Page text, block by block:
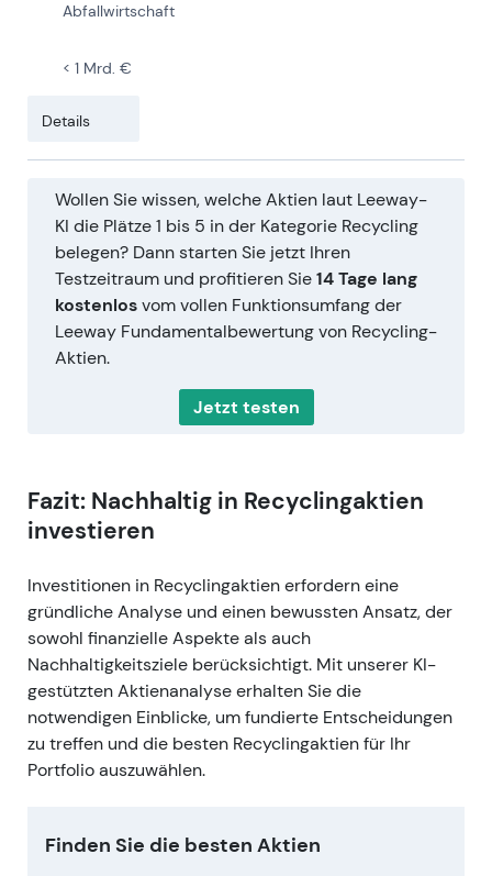
Abfallwirtschaft
< 1 Mrd. €
Details
Wollen Sie wissen, welche Aktien laut Leeway-
KI die Plätze 1 bis 5 in der Kategorie Recycling
belegen? Dann starten Sie jetzt Ihren
Testzeitraum und profitieren Sie14 Tage lang
kostenlosvom vollen Funktionsumfang der
Leeway Fundamentalbewertung von Recycling-
Aktien.
Jetzt testen
Fazit: Nachhaltig in Recyclingaktien
investieren
Investitionen in Recyclingaktien erfordern eine
gründliche Analyse und einen bewussten Ansatz, der
sowohl finanzielle Aspekte als auch
Nachhaltigkeitsziele berücksichtigt. Mit unserer KI-
gestützten Aktienanalyse erhalten Sie die
notwendigen Einblicke, um fundierte Entscheidungen
zu treffen und die besten Recyclingaktien für Ihr
Portfolio auszuwählen.
Finden Sie die besten Aktien